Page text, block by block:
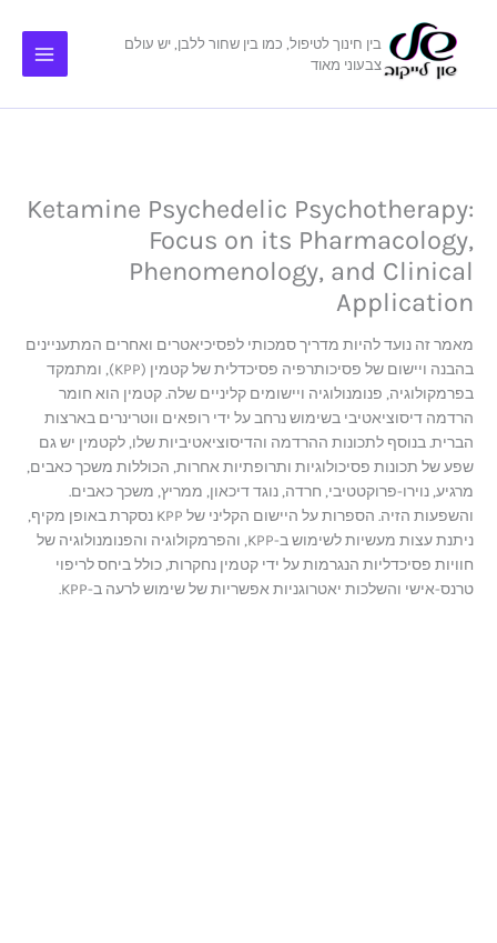
בין חינוך לטיפול, כמו בין שחור ללבן, יש עולם
צבעוני מאוד
Ketamine Psychedelic Psychotherapy:
Focus on its Pharmacology,
Phenomenology, and Clinical
Application
מאמר זה נועד להיות מדריך סמכותי לפסיכיאטרים ואחרים המתעניינים
בהבנה ויישום של פסיכותרפיה פסיכדלית של קטמין (KPP), ומתמקד
בפרמקולוגיה, פנומנולוגיה ויישומים קליניים שלה. קטמין הוא חומר
הרדמה דיסוציאטיבי בשימוש נרחב על ידי רופאים ווטרינרים בארצות
הברית. בנוסף לתכונות ההרדמה והדיסוציאטיביות שלו, לקטמין יש גם
שפע של תכונות פסיכולוגיות ותרופתיות אחרות, הכוללות משכך כאבים,
מרגיע, נוירו-פרוקטטיבי, חרדה, נוגד דיכאון, ממריץ, משכך כאבים.
והשפעות הזיה. הספרות על היישום הקליני של KPP נסקרת באופן מקיף,
ניתנת עצות מעשיות לשימוש ב-KPP, והפרמקולוגיה והפנומנולוגיה של
חוויות פסיכדליות הנגרמות על ידי קטמין נחקרות, כולל ביחס לריפוי
טרנס-אישי והשלכות יאטרוגניות אפשריות של שימוש לרעה ב-KPP.